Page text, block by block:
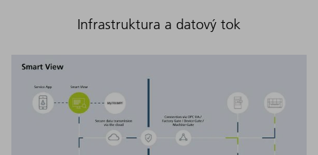
Infrastruktura a datový tok